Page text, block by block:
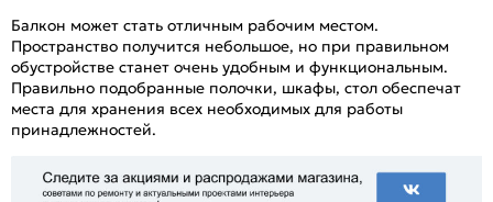
Балкон может стать отличным рабочим местом.
Пространство получится небольшое, но при правильном
обустройстве станет очень удобным и функциональным.
Правильно подобранные полочки, шкафы, стол обеспечат
места для хранения всех необходимых для работы
принадлежностей.